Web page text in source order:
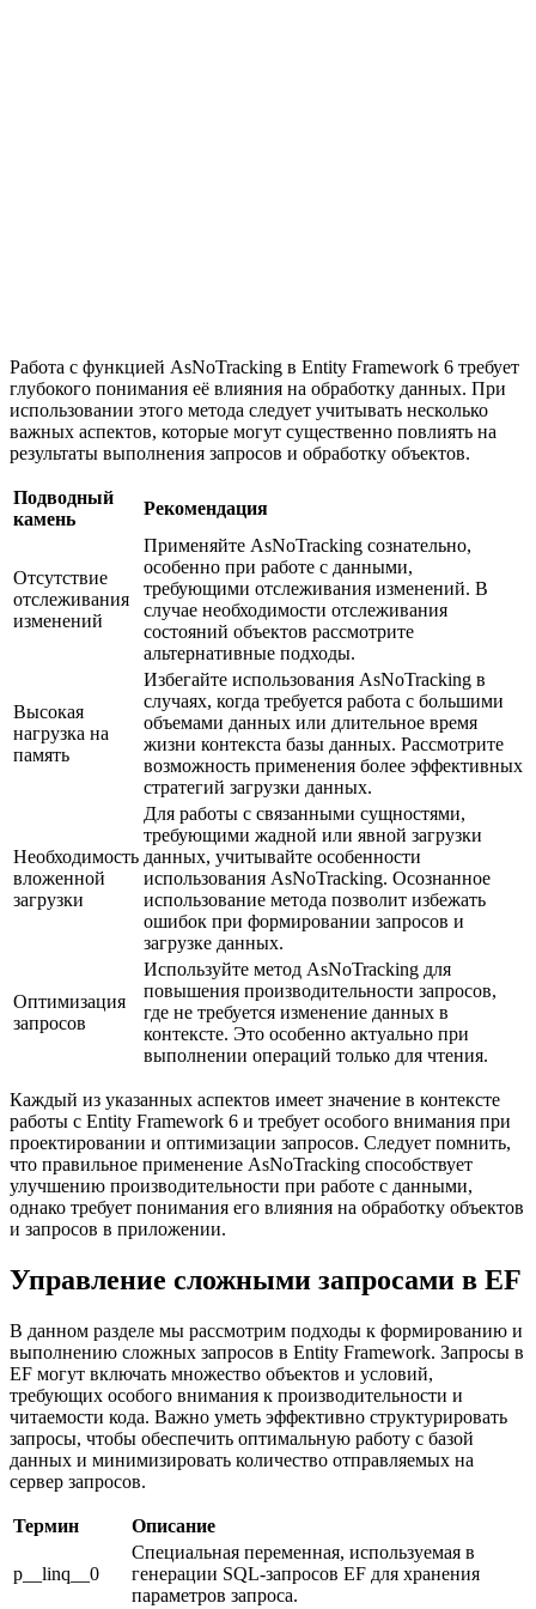
Работа с функцией AsNoTracking в Entity Framework 6 требует
глубокого понимания её влияния на обработку данных. При
использовании этого метода следует учитывать несколько
важных аспектов, которые могут существенно повлиять на
результаты выполнения запросов и обработку объектов.
Подводный
камень
Рекомендация
Отсутствие
отслеживания
изменений
Применяйте AsNoTracking сознательно,
особенно при работе с данными,
требующими отслеживания изменений. В
случае необходимости отслеживания
состояний объектов рассмотрите
альтернативные подходы.
Высокая
нагрузка на
память
Избегайте использования AsNoTracking в
случаях, когда требуется работа с большими
объемами данных или длительное время
жизни контекста базы данных. Рассмотрите
возможность применения более эффективных
стратегий загрузки данных.
Необходимость
вложенной
загрузки
Для работы с связанными сущностями,
требующими жадной или явной загрузки
данных, учитывайте особенности
использования AsNoTracking. Осознанное
использование метода позволит избежать
ошибок при формировании запросов и
загрузке данных.
Оптимизация
запросов
Используйте метод AsNoTracking для
повышения производительности запросов,
где не требуется изменение данных в
контексте. Это особенно актуально при
выполнении операций только для чтения.
Каждый из указанных аспектов имеет значение в контексте
работы с Entity Framework 6 и требует особого внимания при
проектировании и оптимизации запросов. Следует помнить,
что правильное применение AsNoTracking способствует
улучшению производительности при работе с данными,
однако требует понимания его влияния на обработку объектов
и запросов в приложении.
Управление сложными запросами в EF
В данном разделе мы рассмотрим подходы к формированию и
выполнению сложных запросов в Entity Framework. Запросы в
EF могут включать множество объектов и условий,
требующих особого внимания к производительности и
читаемости кода. Важно уметь эффективно структурировать
запросы, чтобы обеспечить оптимальную работу с базой
данных и минимизировать количество отправляемых на
сервер запросов.
Термин Описание
p__linq__0
Специальная переменная, используемая в
генерации SQL-запросов EF для хранения
параметров запроса.